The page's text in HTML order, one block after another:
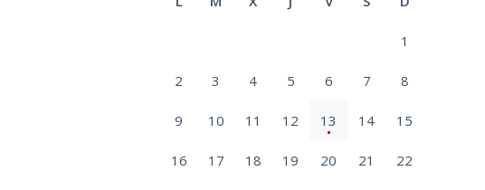
1
2 3 4 5 6 7 8
9 10 11 12 13 14 15
16 17 18 19 20 21 22